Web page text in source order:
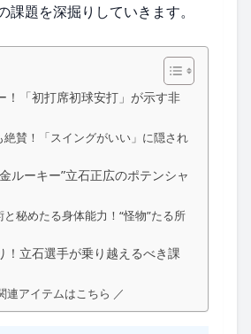
課題を深掘りしていきます。
！「初打席初球安打」が示す非
絶賛！「スイングがいい」に隠され
ルーキー”立石正広のポテンシャ
と秘めたる身体能力！“怪物”たる所
！立石選手が乗り越えるべき課
連アイテムはこちら ／